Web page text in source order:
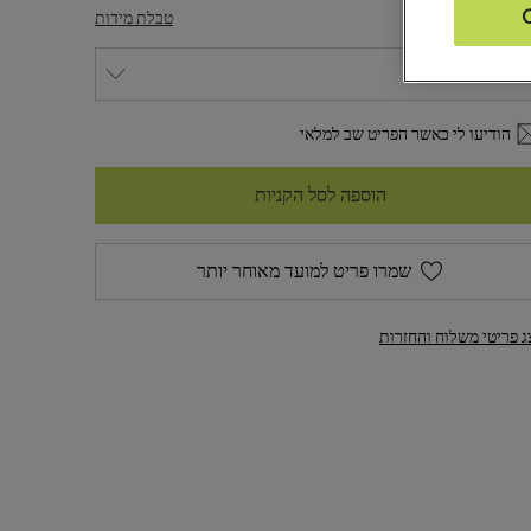
טבלת מידות
הודיעו לי כאשר הפריט שב למלאי
הוספה לסל הקניות
שמרו פריט למועד מאוחר יותר
פריטי משלוח והחזרות